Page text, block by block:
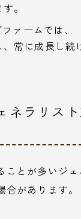
。
ァームでは、
常に成長し続
ネラリス
とが多いジ
があります。